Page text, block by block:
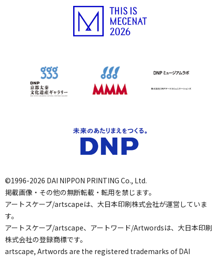
©1996-2026 DAI NIPPON PRINTING Co., Ltd.
掲載画像・その他の無断転載・転用を禁じます。
アートスケープ/artscapeは、大日本印刷株式会社が運営していま
す。
アートスケープ/artscape、アートワード/Artwordsは、大日本印刷
株式会社の登録商標です。
artscape, Artwords are the registered trademarks of DAI